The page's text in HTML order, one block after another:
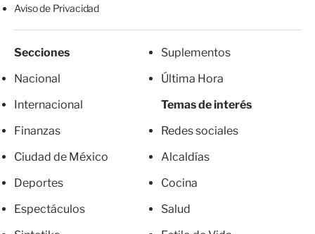
Aviso de Privacidad
Secciones
Nacional
Internacional
Finanzas
Ciudad de México
Deportes
Espectáculos
Suplementos
Última Hora
Temas de interés
Redes sociales
Alcaldías
Cocina
Salud